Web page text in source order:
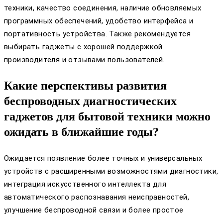
техники, качество соединения, наличие обновляемых
программных обеспечений, удобство интерфейса и
портативность устройства. Также рекомендуется
выбирать гаджеты с хорошей поддержкой
производителя и отзывами пользователей.
Какие перспективы развития
беспроводных диагностических
гаджетов для бытовой техники можно
ожидать в ближайшие годы?
Ожидается появление более точных и универсальных
устройств с расширенными возможностями диагностики,
интеграция искусственного интеллекта для
автоматического распознавания неисправностей,
улучшение беспроводной связи и более простое